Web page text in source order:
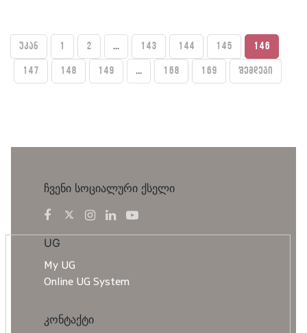
უკან 1 2 ... 143 144 145 146
147 148 149 ... 168 169 შემდეგი
ჩვენი სოციალური ქსელი
UG
My UG
Online UG System
კონტაქტი